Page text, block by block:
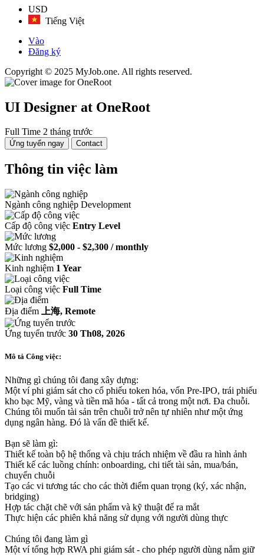
USD
Tiếng Việt
Vào
Đăng ký
Copyright © 2025 MyJob.one. All rights reserved.
UI Designer at OneRoot
Full Time 2 tháng trước
Ứng tuyển ngay Contact
Thông tin việc làm
Ngành công nghiệp Development
Cấp độ công việc Entry Level
Mức lương $2,000 - $2,300 / monthly
Kinh nghiệm 1 Year
Loại công việc Full Time
Địa điểm 上海, Remote
Ứng tuyển trước 30 Th08, 2026
Mô tả Công việc:
Những gì chúng tôi đang xây dựng:
Một ví phi giám sát cho cổ phiếu token hóa, vốn Pre-IPO, trái phiếu
kho bạc Mỹ, vàng và tiền mã hóa - tất cả trong một nơi. Đa chuỗi.
Chúng tôi muốn tài sản trên chuỗi trở nên tự nhiên như một ứng
dụng ngân hàng. Đó là vấn đề thiết kế.
Bạn sẽ làm gì:
Thiết kế toàn bộ hệ thống và chịu trách nhiệm về đầu ra hình ảnh
Thiết kế các luồng chính: onboarding, chi tiết tài sản, mua/bán,
chuyển chuỗi
Tạo các vi tương tác cho các thời điểm quan trọng (ký, xác nhận,
bridging)
Hợp tác chặt chẽ với sản phẩm và kỹ thuật để ra mắt
Thực hiện các phiên khả năng sử dụng với người dùng thực
Chúng tôi đang làm gì
Một ví tổng hợp RWA phi giám sát - cho phép người dùng nắm giữ